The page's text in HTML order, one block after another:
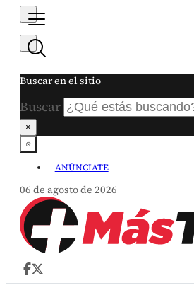
Buscar en el sitio
Buscar
×
ANÚNCIATE
06 de agosto de 2026